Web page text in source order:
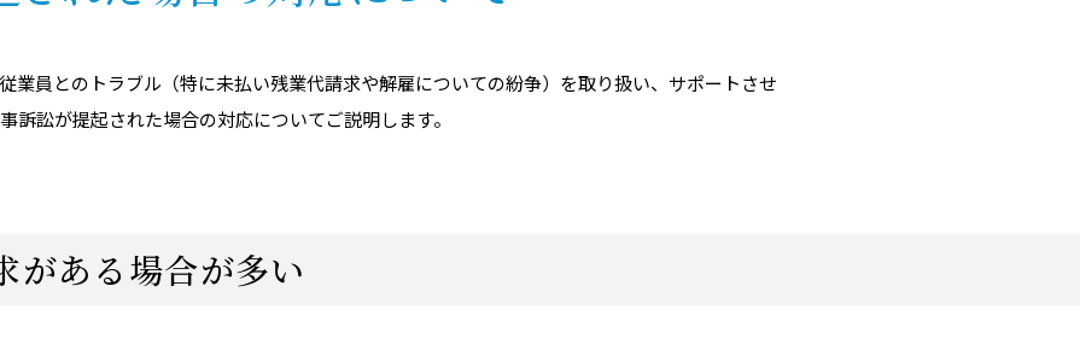
員とのトラブル（特に未払い残業代請求や解雇についての紛争）を取り扱い、サポートさせ
訟が提起された場合の対応についてご説明します。
がある場合が多い